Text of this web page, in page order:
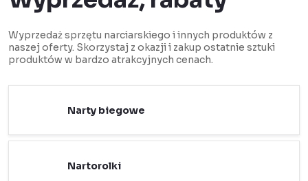
Wyprzedaż sprzętu narciarskiego i innych produktów z
naszej oferty. Skorzystaj z okazji i zakup ostatnie sztuki
produktów w bardzo atrakcyjnych cenach.
Narty biegowe
Nartorolki